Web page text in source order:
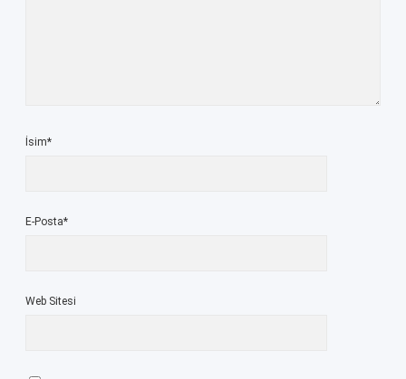
İsim*
E-Posta*
Web Sitesi